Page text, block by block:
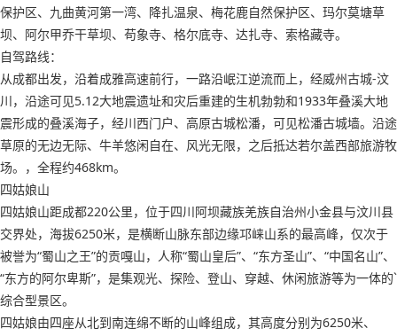
保护区、九曲黄河第一湾、降扎温泉、梅花鹿自然保护区、玛尔莫塘草
坝、阿尔甲乔干草坝、苟象寺、格尔底寺、达扎寺、索格藏寺。
自驾路线：
从成都出发，沿着成雅高速前行，一路沿岷江逆流而上，经威州古城-汶
川，沿途可见5.12大地震遗址和灾后重建的生机勃勃和1933年叠溪大地
震形成的叠溪海子，经川西门户、高原古城松潘，可见松潘古城墙。沿途
草原的无边无际、牛羊悠闲自在、风光无限，之后抵达若尔盖西部旅游牧
场。，全程约468km。
四姑娘山
四姑娘山距成都220公里，位于四川阿坝藏族羌族自治州小金县与汶川县
交界处，海拔6250米，是横断山脉东部边缘邛崃山系的最高峰，仅次于
被誉为“蜀山之王”的贡嘎山，人称“蜀山皇后”、“东方圣山”、“中国名山”、
“东方的阿尔卑斯”，是集观光、探险、登山、穿越、休闲旅游等为一体的`
综合型景区。
四姑娘由四座从北到南连绵不断的山峰组成，其高度分别为6250米、